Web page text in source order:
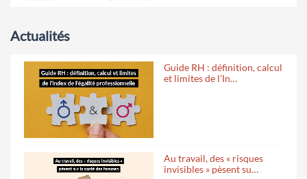
Actualités
Guide RH : définition, calcul
et limites de l’In…
Au travail, des « risques
invisibles » pèsent su…